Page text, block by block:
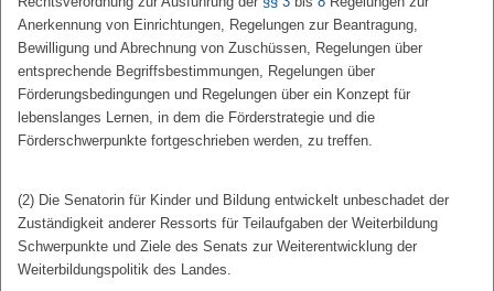
Anerkennung von Einrichtungen, Regelungen zur Beantragung,
Bewilligung und Abrechnung von Zuschüssen, Regelungen über
entsprechende Begriffsbestimmungen, Regelungen über
Förderungsbedingungen und Regelungen über ein Konzept für
lebenslanges Lernen, in dem die Förderstrategie und die
Förderschwerpunkte fortgeschrieben werden, zu treffen.
(2) Die Senatorin für Kinder und Bildung entwickelt unbeschadet der
Zuständigkeit anderer Ressorts für Teilaufgaben der Weiterbildung
Schwerpunkte und Ziele des Senats zur Weiterentwicklung der
Weiterbildungspolitik des Landes.